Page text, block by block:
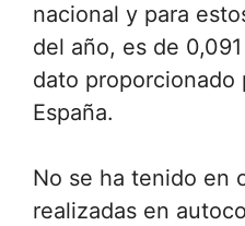
nacional y para
del año, es de
dato proporcionado
España.
No se ha tenido en
realizadas en